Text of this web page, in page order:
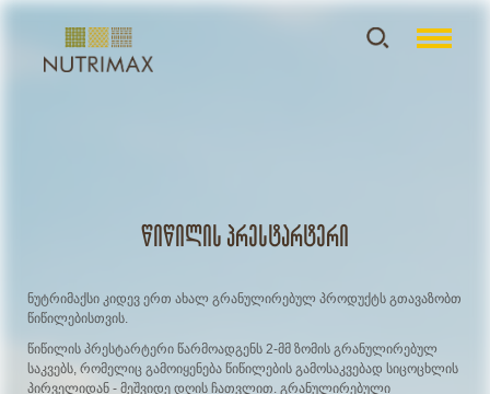
წიწილის პრესტარტერი
ნუტრიმაქსი კიდევ ერთ ახალ გრანულირებულ პროდუქტს გთავაზობთ
წიწილებისთვის.
წიწილის პრესტარტერი წარმოადგენს 2-მმ ზომის გრანულირებულ
საკვებს, რომელიც გამოიყენება წიწილების გამოსაკვებად სიცოცხლის
პირველიდან - მეშვიდე დღის ჩათვლით. გრანულირებული